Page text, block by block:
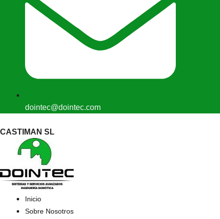
dointec@dointec.com
CASTIMAN SL
Inicio
Sobre Nosotros